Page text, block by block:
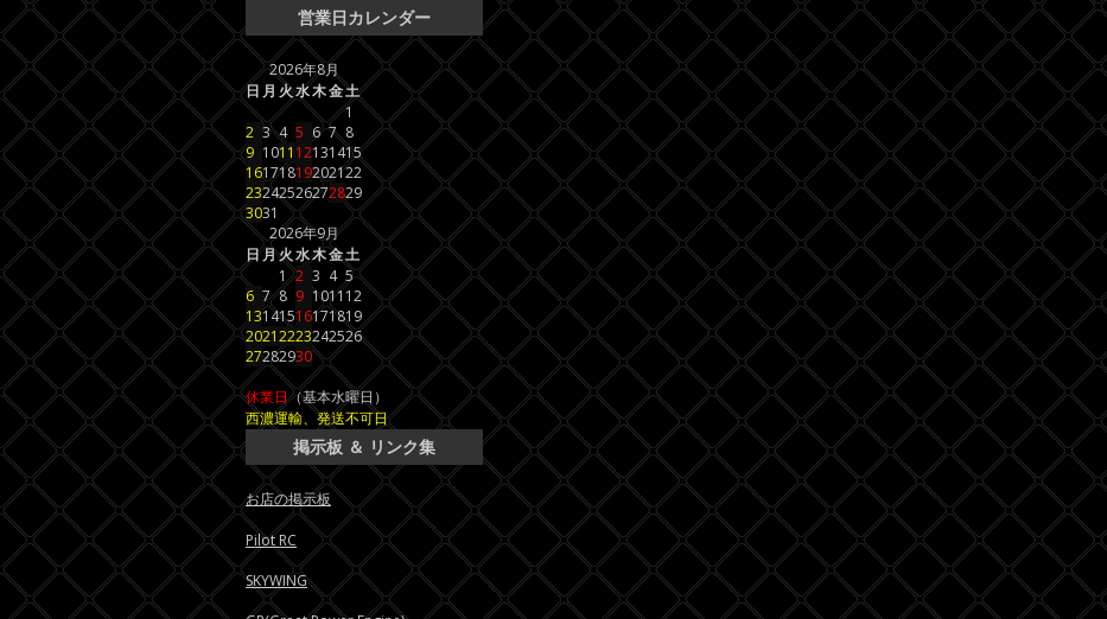
営業日カレンダー
2026年8月
日 月 火水木金土
1
2 3 4 5 6 7 8
9 1011 12131415
16171819202122
23242526272829
3031
2026年9月
日月火水木金土
1 2 3 4 5
6 7 8 9 101112
13141516171819
20212223242526
27282930
休業日（基本水曜日）
西濃運輸、発送不可日
掲示板 ＆ リンク集
お店の掲示板
Pilot RC
SKYWING